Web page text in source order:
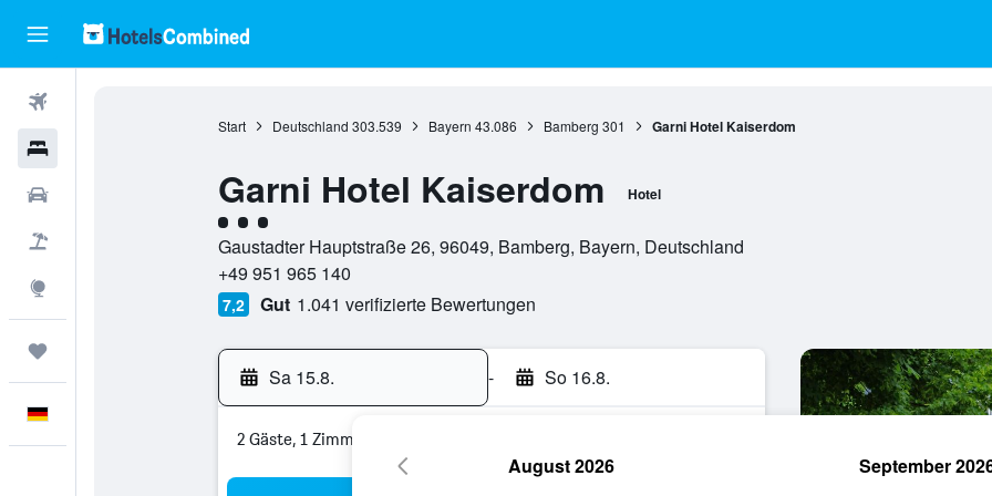
Start Deutschland 303.539 Bayern 43.086 Bamberg 301 Garni Hotel Kaiserdom
Garni Hotel Kaiserdom Hotel
Bewertungskategorie 3
Gaustadter Hauptstraße 26, 96049, Bamberg, Bayern, Deutschland
+49 951 965 140
7,2 Gut 1.041 verifizierte Bewertungen
Sa 15.8. - So 16.8.
2 Gäste, 1 Zimmer
August 2026 September